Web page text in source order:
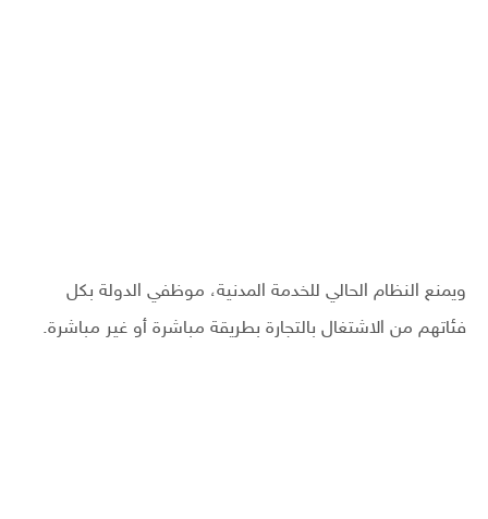
ويمنع النظام الحالي للخدمة المدنية، موظفي الدولة بكل
فئاتهم من الاشتغال بالتجارة بطريقة مباشرة أو غير مباشرة.